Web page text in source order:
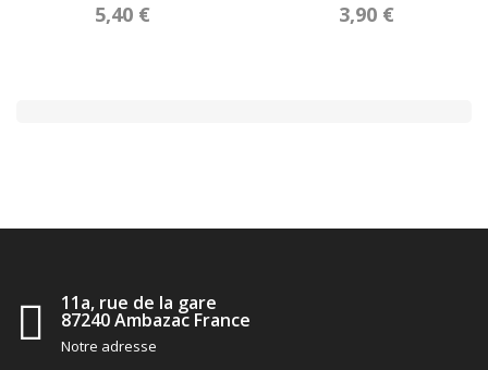
5,40 € 3,90 €
11a, rue de la gare
87240 Ambazac France
Notre adresse